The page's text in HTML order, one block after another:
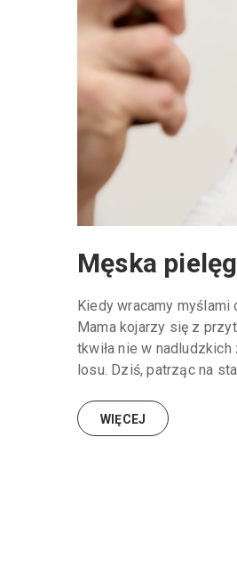
Męska
Kiedy wracamy
Mama kojarzy się z
tkwiła nie w
losu. Dziś, patrząc na
WIĘCEJ